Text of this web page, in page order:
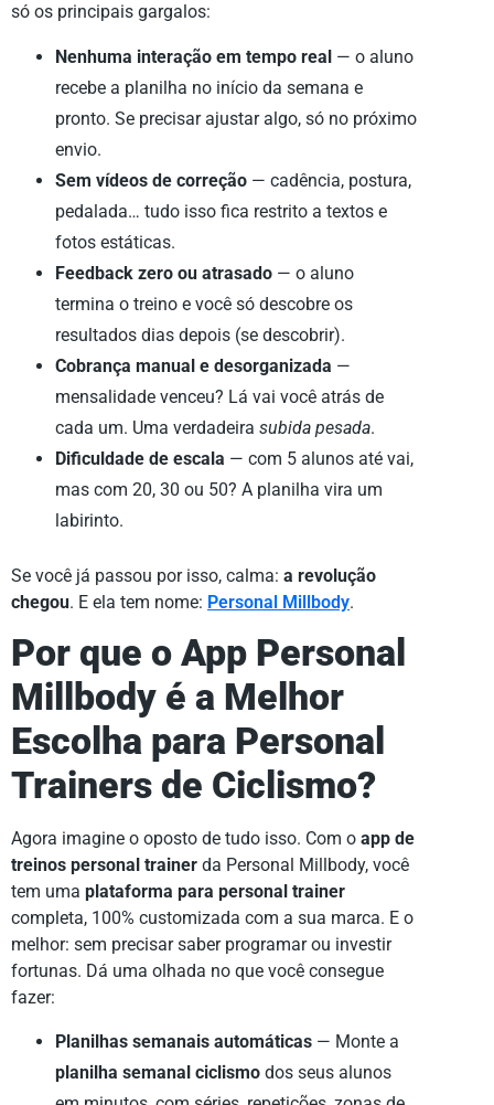
só os principais gargalos:
Nenhuma interação em tempo real — o aluno
recebe a planilha no início da semana e
pronto. Se precisar ajustar algo, só no próximo
envio.
Sem vídeos de correção — cadência, postura,
pedalada… tudo isso fica restrito a textos e
fotos estáticas.
Feedback zero ou atrasado — o aluno
termina o treino e você só descobre os
resultados dias depois (se descobrir).
Cobrança manual e desorganizada —
mensalidade venceu? Lá vai você atrás de
cada um. Uma verdadeira subida pesada.
Dificuldade de escala — com 5 alunos até vai,
mas com 20, 30 ou 50? A planilha vira um
labirinto.
Se você já passou por isso, calma: a revolução
chegou. E ela tem nome: Personal Millbody.
Por que o App Personal
Millbody é a Melhor
Escolha para Personal
Trainers de Ciclismo?
Agora imagine o oposto de tudo isso. Com o app de
treinos personal trainer da Personal Millbody, você
tem uma plataforma para personal trainer
completa, 100% customizada com a sua marca. E o
melhor: sem precisar saber programar ou investir
fortunas. Dá uma olhada no que você consegue
fazer:
Planilhas semanais automáticas — Monte a
planilha semanal ciclismo dos seus alunos